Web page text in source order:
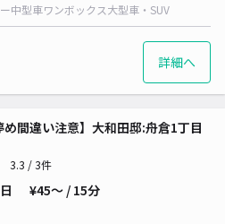
中型車ワンボックス大型車・SUV
詳細へ
め間違い注意】大和田邸:舟倉1丁目
3.3 / 3件
¥45〜 / 15分